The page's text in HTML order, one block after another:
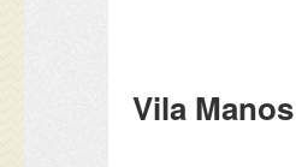
Vila Manos